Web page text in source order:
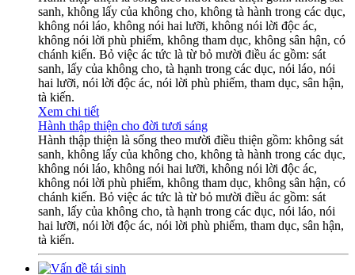
sanh, không lấy của không cho, không tà hành trong các dục,
không nói láo, không nói hai lưỡi, không nói lời độc ác,
không nói lời phù phiếm, không tham dục, không sân hận, có
chánh kiến. Bỏ việc ác tức là từ bỏ mười điều ác gồm: sát
sanh, lấy của không cho, tà hạnh trong các dục, nói láo, nói
hai lưỡi, nói lời độc ác, nói lời phù phiếm, tham dục, sân hận,
tà kiến.
Xem chi tiết
Hành thập thiện cho đời tươi sáng
Hành thập thiện là sống theo mười điều thiện gồm: không sát
sanh, không lấy của không cho, không tà hành trong các dục,
không nói láo, không nói hai lưỡi, không nói lời độc ác,
không nói lời phù phiếm, không tham dục, không sân hận, có
chánh kiến. Bỏ việc ác tức là từ bỏ mười điều ác gồm: sát
sanh, lấy của không cho, tà hạnh trong các dục, nói láo, nói
hai lưỡi, nói lời độc ác, nói lời phù phiếm, tham dục, sân hận,
tà kiến.